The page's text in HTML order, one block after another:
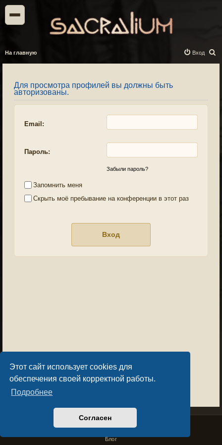
Этот сайт использует cookies для
обеспечения своей корректной работы.
Подробнее
Согласен
На главную
о
Вход
Для просмотра профилей вы должны быть
авторизованы.
Email:
Пароль:
Забыли пароль?
Запомнить меня
Скрыть моё пребывание на конференции в этот раз
Privacy PolicyLicense Agreement
Copyright © Sacralium Games 2023-
Блог